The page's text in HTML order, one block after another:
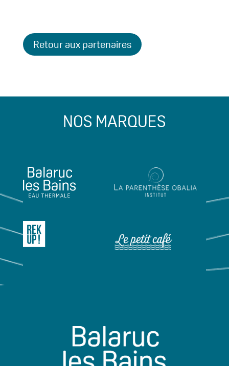
Retour aux partenaires
NOS MARQUES